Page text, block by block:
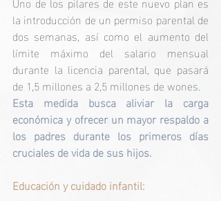
la introducción de un permiso parental de
dos semanas, así como el aumento del
límite máximo del salario mensual
durante la licencia parental, que pasará
de 1,5 millones a 2,5 millones de wones.
Esta medida busca aliviar la carga
económica y ofrecer un mayor respaldo a
los padres durante los primeros días
cruciales de vida de sus hijos.
Educación y cuidado infantil: